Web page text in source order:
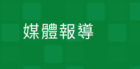
媒體報導